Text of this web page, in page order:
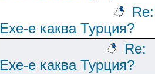
Re:
Ехе-е каква Турция?
Re:
Ехе-е каква Турция?